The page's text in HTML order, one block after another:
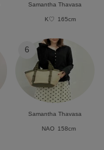
Samantha Thavasa
K♡ 165cm
6
Samantha Thavasa
NAO 158cm